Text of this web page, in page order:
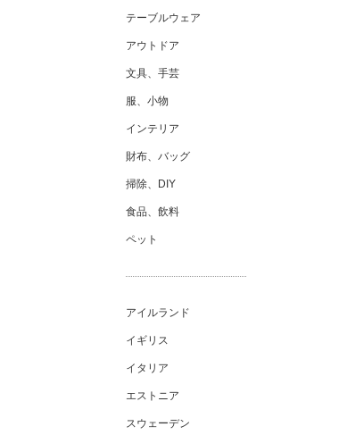
テーブルウェア
アウトドア
文具、手芸
服、小物
インテリア
財布、バッグ
掃除、DIY
食品、飲料
ペット
アイルランド
イギリス
イタリア
エストニア
スウェーデン